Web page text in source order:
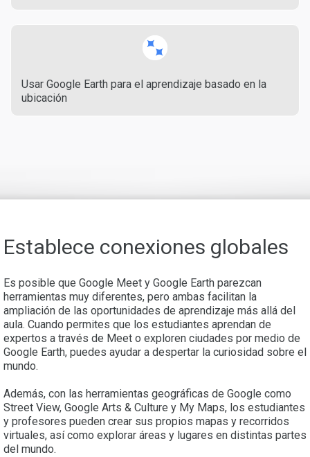
Usar Google Earth para el aprendizaje basado en la
ubicación
Establece conexiones globales
Es posible que Google Meet y Google Earth parezcan
herramientas muy diferentes, pero ambas facilitan la
ampliación de las oportunidades de aprendizaje más allá del
aula. Cuando permites que los estudiantes aprendan de
expertos a través de Meet o exploren ciudades por medio de
Google Earth, puedes ayudar a despertar la curiosidad sobre el
mundo.
Además, con las herramientas geográficas de Google como
Street View, Google Arts & Culture y My Maps, los estudiantes
y profesores pueden crear sus propios mapas y recorridos
virtuales, así como explorar áreas y lugares en distintas partes
del mundo.